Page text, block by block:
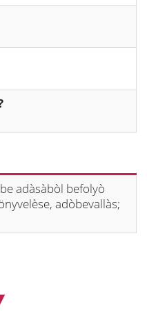
adàsàbòl befolyò
adòbevallàs;